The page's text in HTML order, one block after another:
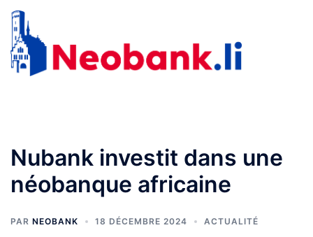
Aller
contenu
Nubank investit dans une
néobanque africaine
PAR NEOBANK 18 DÉCEMBRE 2024 ACTUALITÉ